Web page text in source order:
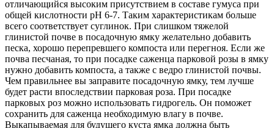
отличающийся высоким присутствием в составе гумуса при
общей кислотности pH 6-7. Таким характеристикам больше
всего соответствует суглинок. При слишком тяжелой
глинистой почве в посадочную ямку желательно добавить
песка, хорошо перепревшего компоста или перегноя. Если же
почва песчаная, то при посадке саженца парковой розы в ямку
нужно добавить компоста, а также с ведро глинистой почвы.
Чем правильнее вы заправите посадочную ямку, тем лучше
будет расти впоследствии парковая роза. При посадке
парковых роз можно использовать гидрогель. Он поможет
сохранить для саженца необходимую влагу в почве.
Выкапываемая для будущего куста ямка должна быть